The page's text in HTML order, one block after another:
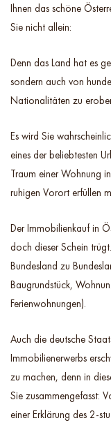
Ihnen das schöne
Sie nicht allein:
Denn das Land hat es
sondern auch von
Nationalitäten zu
Es wird Sie
eines der beliebtesten
Traum einer Wohnung
ruhigen Vorort erfüllen
Der Immobilienkauf in
doch dieser Schein
Bundesland zu
Baugrundstück,
Ferienwohnungen).
Auch die deutsche
Immobilienerwerbs
zu machen, denn in
Sie zusammengefasst:
einer Erklärung des 2-